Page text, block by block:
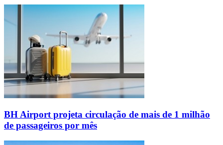
BH Airport projeta circulação de mais de 1 milhão
de passageiros por mês